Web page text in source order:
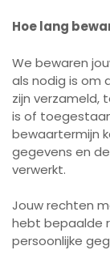
Hoe lang
We bewaren
als nodig is om
zijn verzameld,
is of
bewaartermijn
gegevens en
verwerkt.
Jouw rechten
hebt bepaalde
persoonlijke